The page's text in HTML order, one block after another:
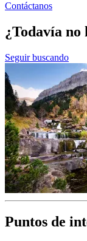
Contáctanos
¿Todavía no
Seguir buscando
Puntos de